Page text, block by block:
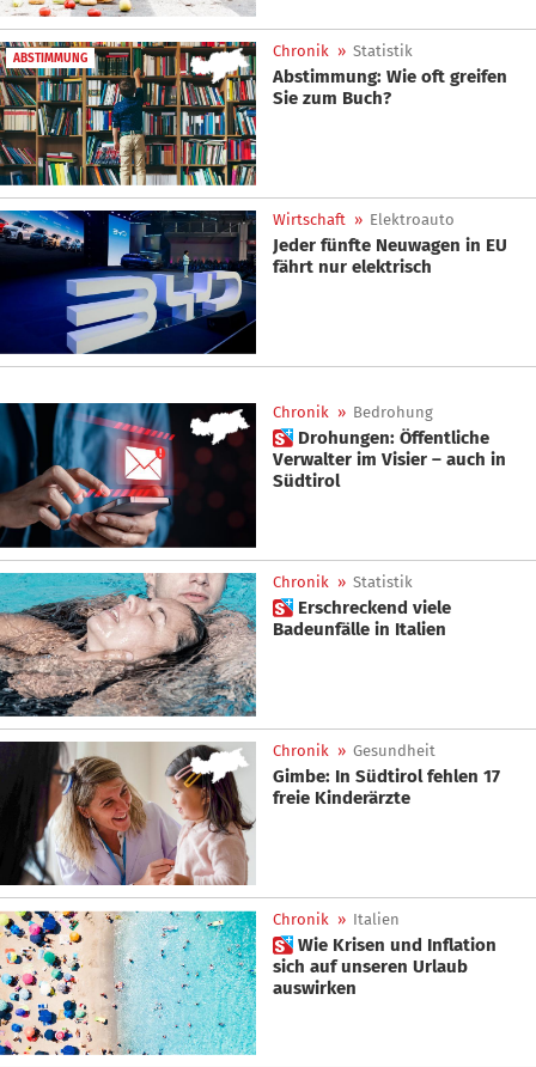
ABSTIMMUNG Chronik » Statistik
Abstimmung: Wie oft greifen
Sie zum Buch?
Wirtschaft » Elektroauto
Jeder fünfte Neuwagen in EU
fährt nur elektrisch
Chronik » Bedrohung
 Drohungen: Öffentliche
Verwalter im Visier – auch in
Südtirol
Chronik » Statistik
 Erschreckend viele
Badeunfälle in Italien
Chronik » Gesundheit
Gimbe: In Südtirol fehlen 17
freie Kinderärzte
Chronik » Italien
 Wie Krisen und Inflation
sich auf unseren Urlaub
auswirken